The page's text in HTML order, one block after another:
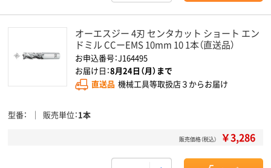
オーエスジー 4刃 センタカット ショート エン
ドミル CCーEMS 10mm 10 1本（直送品）
お申込番号：J164495
お届け日：8月24日（月）まで
直送品 機械工具等取扱店３からお届け
型番 販売単位 1本
販売価格（税込） ￥3,286